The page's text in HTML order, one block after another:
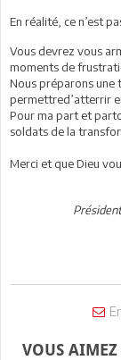
En réalité, ce n’est
Vous devrez vous
moments de
Nous préparons une
permettred’atterrir
Pour ma part et
soldats de la
Merci et que Dieu
VOUS AIMEZ